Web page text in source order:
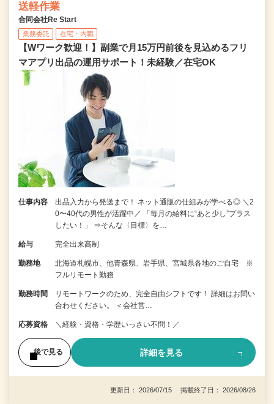
送軽作業
合同会社Re Start
業務委託 在宅・内職
【Wワーク歓迎！】副業で月15万円前後を見込めるフリ
マアプリ出品の運用サポート！未経験／在宅OK
仕事内容
出品入力から発送まで！ ネット通販の仕組みが学べる◎ ＼2
0〜40代の男性が活躍中／ 「毎月の給料に“あと少し”プラス
したい！」 ⇒そんな〈目標〉を…
給与 完全出来高制
勤務地
北海道札幌市、他青森県、岩手県、宮城県各地のご自宅 ※
フルリモート勤務
勤務時間
リモートワークのため、完全自由シフトです！ 詳細はお問い
合わせください。 ＜会社営…
応募資格 ＼経験・資格・学歴いっさい不問！／
後で見る 詳細を見る
更新日： 2026/07/15 掲載終了日： 2026/08/26